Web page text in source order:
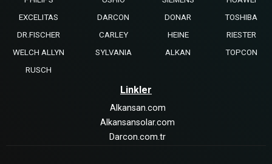
EXCELITAS
DARCON DONAR
TOSHIBA
DR.FISCHER
CARLEY HEINE
RIESTER
WELCH ALLYN
SYLVANIA ALKAN
TOPCON
RUSCH
Linkler
Alkansan.com
Alkansansolar.com
Darcon.com.tr